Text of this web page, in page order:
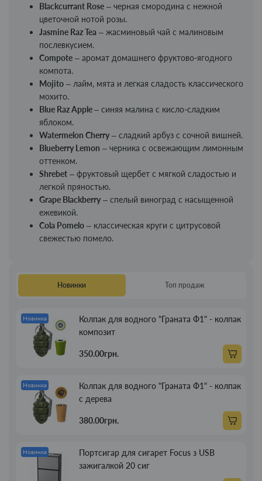
Blackcurrant Rose – черная смородина с нежной
цветочной нотой розы.
Jasmine Raz Tea – жасминовый чай с малиновым
послевкусием.
Compote – аромат домашнего фруктово-ягодного
компота.
Mojito – лайм, мята и легкая сладость классического
мохито.
Blue Raz Apple– синяя малина с кисло-сладким
яблоком.
Watermelon Cherry – сладкий арбуз с сочной вишней.
Blueberry Lemon – черника с освежающим лимонным
оттенком.
Shrebet – фруктовый щербет с мягкой сладостью и
легкой пряностью.
Grape Blackberry – спелый виноград с насыщенной
ежевикой.
Cola Pomelo – классическая круги с цитрусовой
свежестью помело.
Новинки Топ продаж
Новинка
Колпак для водного "Граната Ф1" - колпак
композит
350.00грн.
Новинка
Колпак для водного "Граната Ф1" - колпак
с дерева
380.00грн.
Новинка
Портсигар для сигарет Focus з USB
зажигалкой 20 сиг